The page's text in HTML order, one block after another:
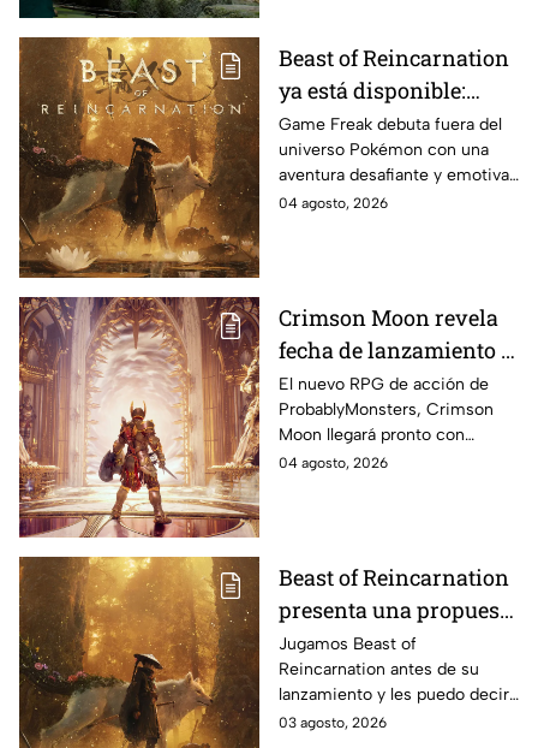
generación de jugadores
Beast of Reincarnation
ya está disponible:
Viaja por un Japón
postapocalíptico y vive
la historia de Emma y
su fiel compañero, Koo
Game Freak debuta fuera del
universo Pokémon con una
aventura desafiante y emotiva:
Beast of Reincarnation que ya
04 agosto, 2026
Crimson Moon revela
fecha de lanzamiento y
apuesta por acción
brutal con una banda
sonora de metal
El nuevo RPG de acción de
ProbablyMonsters, Crimson
Moon llegará pronto con
cooperativo, combates
04 agosto, 2026
Beast of Reincarnation
presenta una propuesta
visualmente hermosa
Jugamos Beast of
Reincarnation antes de su
lanzamiento y les puedo decir
algo: este juego tiene todo
03 agosto, 2026